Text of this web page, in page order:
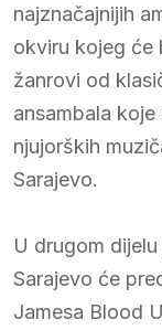
najznačajnijih
okviru kojeg će
žanrovi od
ansambala
njujorških
Sarajevo.
U drugom
Sarajevo će
Jamesa Blood